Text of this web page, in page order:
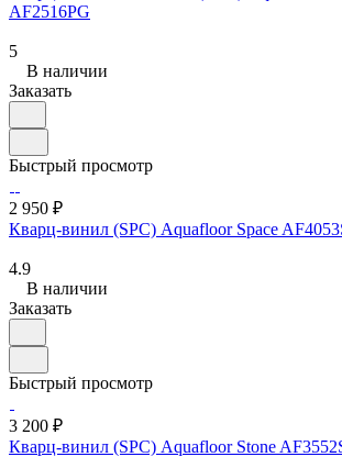
AF2516PG
5
В наличии
Заказать
Быстрый просмотр
2 950 ₽
Кварц-винил (SPC) Aquafloor Space
4.9
В наличии
Заказать
Быстрый просмотр
3 200 ₽
Кварц-винил (SPC) Aquafloor Stone